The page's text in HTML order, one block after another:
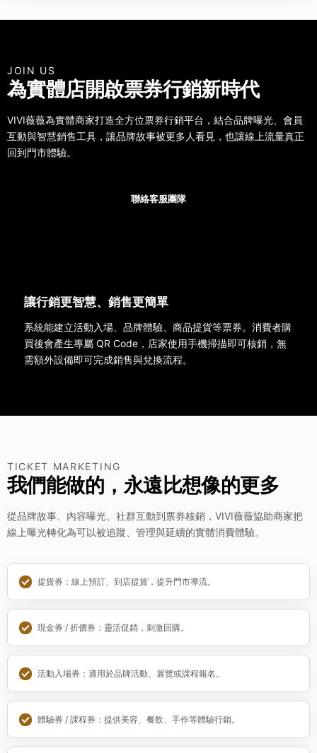
JOIN US
為實體店開啟票券行銷新時代
VIVI薇薇為實體商家打造全方位票券行銷平台，結合品牌曝光、會員
互動與智慧銷售工具，讓品牌故事被更多人看見，也讓線上流量真正
回到門市體驗。
聯絡客服團隊
讓行銷更智慧、銷售更簡單
系統能建立活動入場、品牌體驗、商品提貨等票券。消費者購
買後會產生專屬 QR Code，店家使用手機掃描即可核銷，無
需額外設備即可完成銷售與兌換流程。
TICKET MARKETING
我們能做的，永遠比想像的更多
從品牌故事、內容曝光、社群互動到票券核銷，VIVI薇薇協助商家把
線上曝光轉化為可以被追蹤、管理與延續的實體消費體驗。
提貨券：線上預訂、到店提貨，提升門市導流。
現金券 / 折價券：靈活促銷，刺激回購。
活動入場券：適用於品牌活動、展覽或課程報名。
體驗券 / 課程券：提供美容、餐飲、手作等體驗行銷。